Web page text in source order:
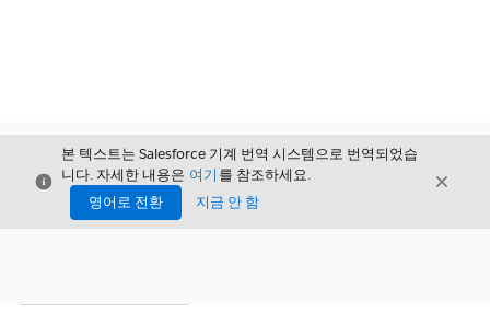
닫기
본 텍스트는 Salesforce 기계 번역 시스템으로 번역되었습
니다. 자세한 내용은 여기 를 참조하세요.
영어로 전환
지금 안 함
닫기